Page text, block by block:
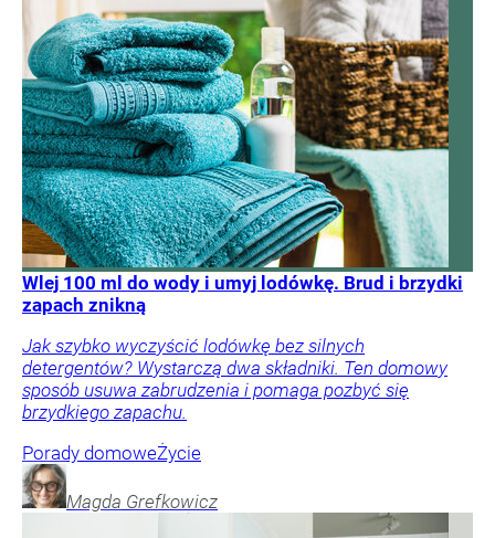
Wlej 100 ml do wody i umyj lodówkę. Brud i brzydki
zapach znikną
Jak szybko wyczyścić lodówkę bez silnych
detergentów? Wystarczą dwa składniki. Ten domowy
sposób usuwa zabrudzenia i pomaga pozbyć się
brzydkiego zapachu.
Porady domoweŻycie
Magda Grefkowicz